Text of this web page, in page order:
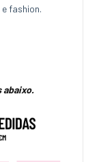
fashion.
abaixo.